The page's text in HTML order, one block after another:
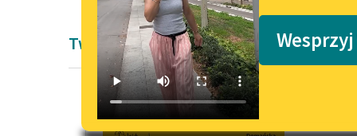
Twórczość Antoniny Domańskiej